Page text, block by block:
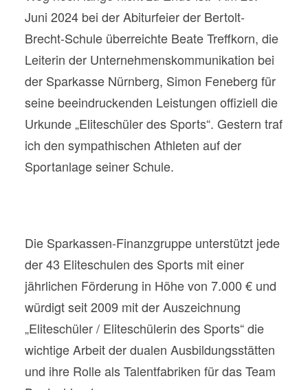
Juni 2024 bei der Abiturfeier der Bertolt-
Brecht-Schule überreichte Beate Treffkorn, die
Leiterin der Unternehmenskommunikation bei
der Sparkasse Nürnberg, Simon Feneberg für
seine beeindruckenden Leistungen offiziell die
Urkunde „Eliteschüler des Sports“. Gestern traf
ich den sympathischen Athleten auf der
Sportanlage seiner Schule.
Die Sparkassen-Finanzgruppe unterstützt jede
der 43 Eliteschulen des Sports mit einer
jährlichen Förderung in Höhe von 7.000 € und
würdigt seit 2009 mit der Auszeichnung
„Eliteschüler / Eliteschülerin des Sports“ die
wichtige Arbeit der dualen Ausbildungsstätten
und ihre Rolle als Talentfabriken für das Team